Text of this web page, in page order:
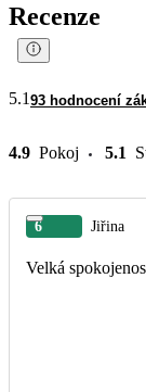
Recenze
5.1 93 hodnocení
4.9 Pokoj 5.1
6 Jiřina
Velká